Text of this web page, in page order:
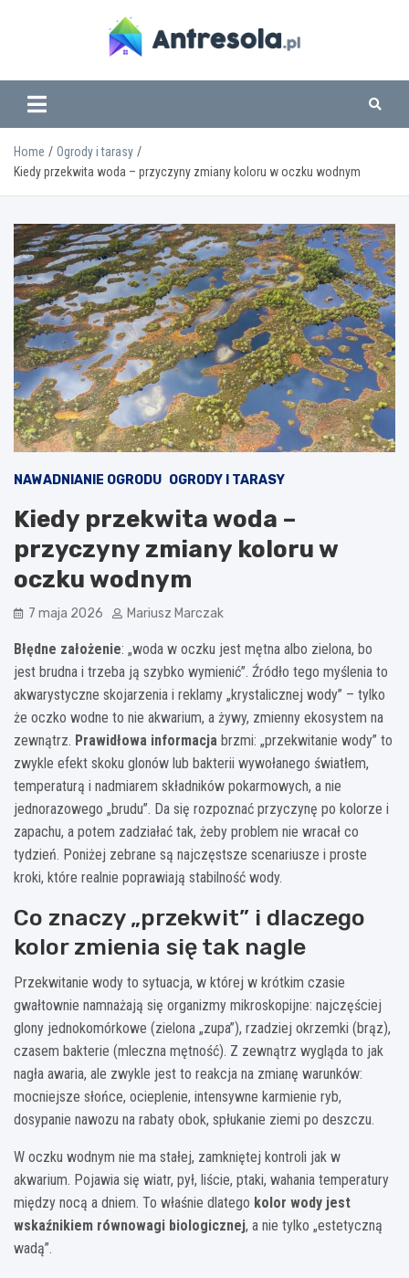
www.antresola.pl
Home
Ogrody i tarasy
Kiedy przekwita woda – przyczyny zmiany koloru w oczku wodnym
NAWADNIANIE OGRODU OGRODY I TARASY
Kiedy przekwita woda –
przyczyny zmiany koloru w
oczku wodnym
7 maja 2026 Mariusz Marczak
Błędne założenie: „woda w oczku jest mętna albo zielona, bo
jest brudna i trzeba ją szybko wymienić”. Źródło tego myślenia to
akwarystyczne skojarzenia i reklamy „krystalicznej wody” – tylko
że oczko wodne to nie akwarium, a żywy, zmienny ekosystem na
zewnątrz. Prawidłowa informacja brzmi: „przekwitanie wody” to
zwykle efekt skoku glonów lub bakterii wywołanego światłem,
temperaturą i nadmiarem składników pokarmowych, a nie
jednorazowego „brudu”. Da się rozpoznać przyczynę po kolorze i
zapachu, a potem zadziałać tak, żeby problem nie wracał co
tydzień. Poniżej zebrane są najczęstsze scenariusze i proste
kroki, które realnie poprawiają stabilność wody.
Co znaczy „przekwit” i dlaczego
kolor zmienia się tak nagle
Przekwitanie wody to sytuacja, w której w krótkim czasie
gwałtownie namnażają się organizmy mikroskopijne: najczęściej
glony jednokomórkowe (zielona „zupa”), rzadziej okrzemki (brąz),
czasem bakterie (mleczna mętność). Z zewnątrz wygląda to jak
nagła awaria, ale zwykle jest to reakcja na zmianę warunków:
mocniejsze słońce, ocieplenie, intensywne karmienie ryb,
dosypanie nawozu na rabaty obok, spłukanie ziemi po deszczu.
W oczku wodnym nie ma stałej, zamkniętej kontroli jak w
akwarium. Pojawia się wiatr, pył, liście, ptaki, wahania temperatury
między nocą a dniem. To właśnie dlatego kolor wody jest
wskaźnikiem równowagi biologicznej, a nie tylko „estetyczną
wadą”.